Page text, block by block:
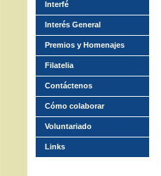
Interfé
Interés General
Premios y Homenajes
Filatelia
Contáctenos
Cómo colaborar
Voluntariado
Links